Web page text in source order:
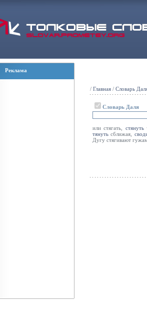
Реклама
/ Главная / Словарь
Словарь Даля
или стягать, стянуть
тянуть сближая,
Дугу стягивают